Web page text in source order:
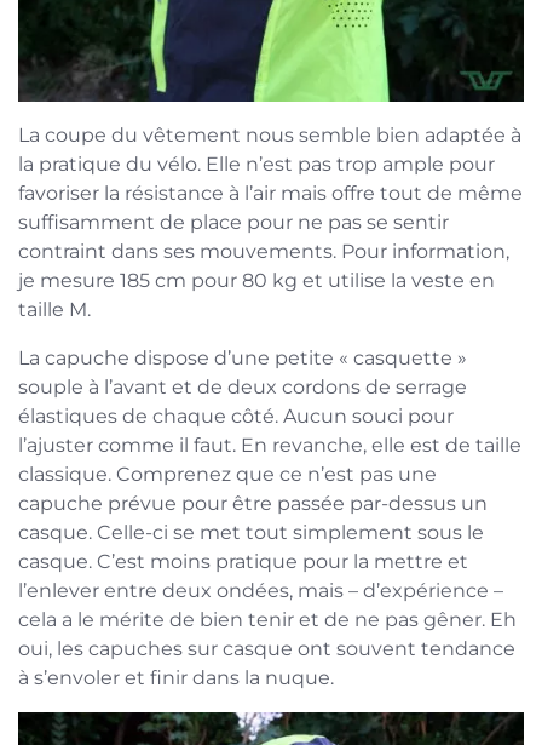
La coupe du vêtement nous semble bien adaptée à
la pratique du vélo. Elle n’est pas trop ample pour
favoriser la résistance à l’air mais offre tout de même
suffisamment de place pour ne pas se sentir
contraint dans ses mouvements. Pour information,
je mesure 185 cm pour 80 kg et utilise la veste en
taille M.
La capuche dispose d’une petite « casquette »
souple à l’avant et de deux cordons de serrage
élastiques de chaque côté. Aucun souci pour
l’ajuster comme il faut. En revanche, elle est de taille
classique. Comprenez que ce n’est pas une
capuche prévue pour être passée par-dessus un
casque. Celle-ci se met tout simplement sous le
casque. C’est moins pratique pour la mettre et
l’enlever entre deux ondées, mais – d’expérience –
cela a le mérite de bien tenir et de ne pas gêner. Eh
oui, les capuches sur casque ont souvent tendance
à s’envoler et finir dans la nuque.